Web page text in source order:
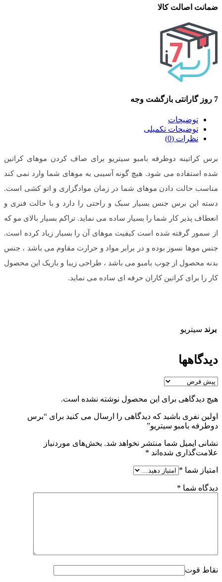
ضمانت اصالت کالا
7 روز گارانتی بازگشت وجه
توضیحات
توضیحات تکمیلی
نظرات (0)
برس کراتینه دوطرفه بامبو سیتریو برای صاف کردن موهای کراتین
شده استفاده می شود. هیچ گونه آسیبی به موهای شما وارد نمی کند
مناسب حالت دادن موهای شما در زمان موادگزاری و اتو کشی است.
دسته این برس جنس بسیار سبک و راحتی را دارد و با حالت فنری و
انعطاف پذیر کار شما را بسیار ساده می نماید. تراکم بسیار بالای مو که
از سمور گرفته شده است کیفیت موهای آن را بسیار زیاد کرده است.
جنس موها نسوز بوده و در برابر مواد و حرارت مقاوم می باشد ، جنس
بدنه محصول از چوب بامبو می باشد ، طراحی زیبا و باریک این محصول
کار را برای کراتین کاران حرفه ای ساده می نماید.
برند سیتریو
دیدگاهها
هیچ دیدگاهی برای این محصول نوشته نشده است.
اولین نفری باشید که دیدگاهی را ارسال می کنید برای “برس
دوطرفه بامبو سیتریو”
نشانی ایمیل شما منتشر نخواهد شد. بخش‌های موردنیاز
علامت‌گذاری شده‌اند *
امتیاز شما *
دیدگاه شما *
نقاط قوت